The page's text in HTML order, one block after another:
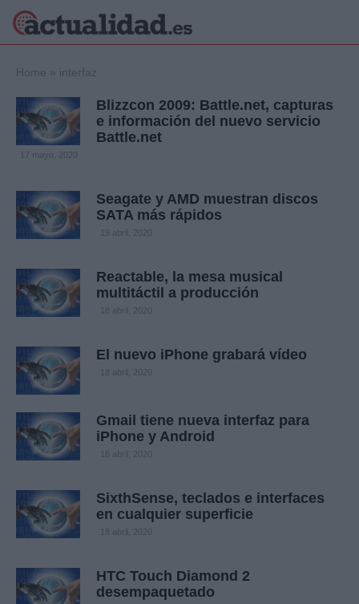
Política
Economía
Viajes
Deportes
Gente
Home » interfaz
Blizzcon 2009: Battle.net, capturas
e información del nuevo servicio
Battle.net
17 mayo, 2020
Seagate y AMD muestran discos
SATA más rápidos
19 abril, 2020
Reactable, la mesa musical
multitáctil a producción
18 abril, 2020
El nuevo iPhone grabará vídeo
18 abril, 2020
Gmail tiene nueva interfaz para
iPhone y Android
18 abril, 2020
SixthSense, teclados e interfaces
en cualquier superficie
18 abril, 2020
HTC Touch Diamond 2
desempaquetado